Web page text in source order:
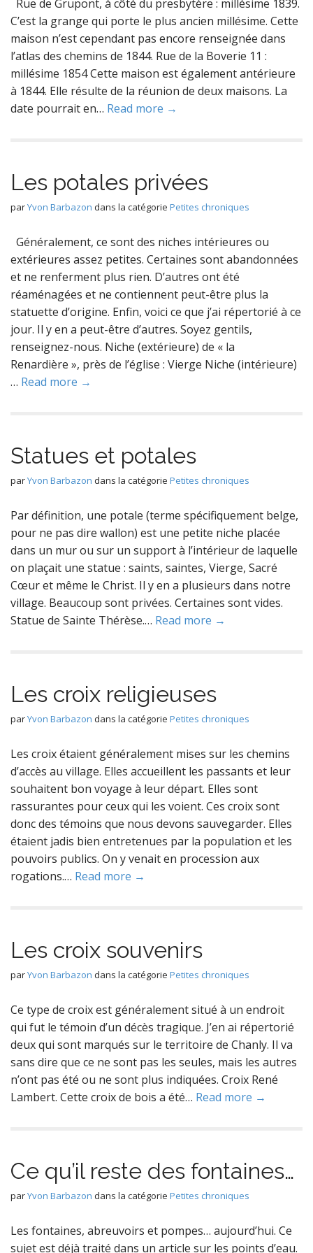
Rue de Grupont, à côté du presbytère : millésime 1839.
C’est la grange qui porte le plus ancien millésime. Cette
maison n’est cependant pas encore renseignée dans
l’atlas des chemins de 1844. Rue de la Boverie 11 :
millésime 1854 Cette maison est également antérieure
à 1844. Elle résulte de la réunion de deux maisons. La
date pourrait en… Read more →
Les potales privées
parYvon Barbazon dans la catégorie Petites chroniques
Généralement, ce sont des niches intérieures ou
extérieures assez petites. Certaines sont abandonnées
et ne renferment plus rien. D’autres ont été
réaménagées et ne contiennent peut-être plus la
statuette d’origine. Enfin, voici ce que j’ai répertorié à ce
jour. Il y en a peut-être d’autres. Soyez gentils,
renseignez-nous. Niche (extérieure) de « la
Renardière », près de l’église : Vierge Niche (intérieure)
… Read more →
Statues et potales
parYvon Barbazon dans la catégorie Petites chroniques
Par définition, une potale (terme spécifiquement belge,
pour ne pas dire wallon) est une petite niche placée
dans un mur ou sur un support à l’intérieur de laquelle
on plaçait une statue : saints, saintes, Vierge, Sacré
Cœur et même le Christ. Il y en a plusieurs dans notre
village. Beaucoup sont privées. Certaines sont vides.
Statue de Sainte Thérèse.… Read more →
Les croix religieuses
parYvon Barbazon dans la catégorie Petites chroniques
Les croix étaient généralement mises sur les chemins
d’accès au village. Elles accueillent les passants et leur
souhaitent bon voyage à leur départ. Elles sont
rassurantes pour ceux qui les voient. Ces croix sont
donc des témoins que nous devons sauvegarder. Elles
étaient jadis bien entretenues par la population et les
pouvoirs publics. On y venait en procession aux
rogations.… Read more →
Les croix souvenirs
parYvon Barbazon dans la catégorie Petites chroniques
Ce type de croix est généralement situé à un endroit
qui fut le témoin d’un décès tragique. J’en ai répertorié
deux qui sont marqués sur le territoire de Chanly. Il va
sans dire que ce ne sont pas les seules, mais les autres
n’ont pas été ou ne sont plus indiquées. Croix René
Lambert. Cette croix de bois a été… Read more →
Ce qu’il reste des fontaines…
parYvon Barbazon dans la catégorie Petites chroniques
Les fontaines, abreuvoirs et pompes… aujourd’hui. Ce
sujet est déjà traité dans un article sur les points d’eau.